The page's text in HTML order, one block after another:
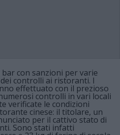
con sanzioni per varie
controlli ai ristoranti. I
effettuato con il prezioso
controlli in vari locali
verificate le condizioni
cinese: il titolare, un
per il cattivo stato di
Sono stati infatti